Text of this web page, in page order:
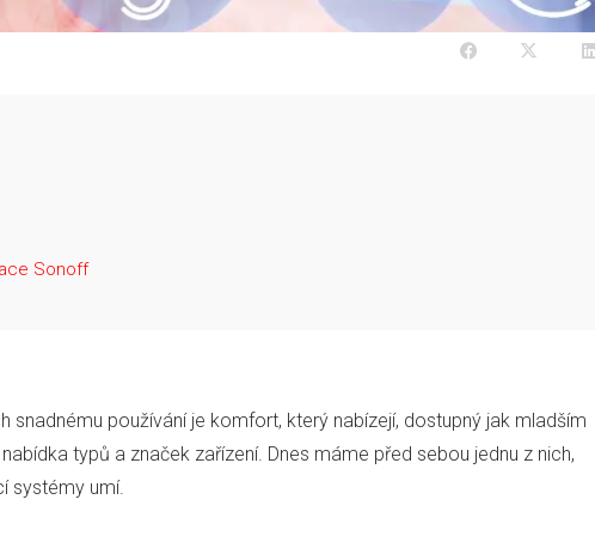
Sonoff
snadnému používání je komfort, který nabízejí, dostupný jak mladším
typů a značek zařízení. Dnes máme před sebou jednu z nich,
systémy umí.